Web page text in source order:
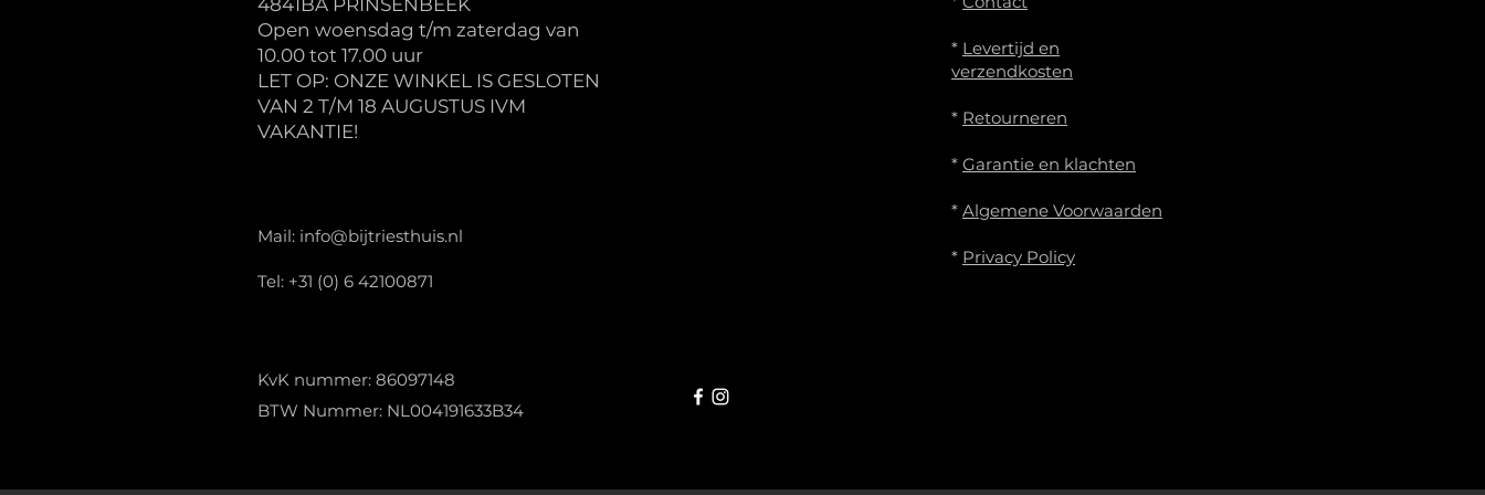
Open woensdag t/m zaterdag van
10.00 tot 17.00 uur
LET OP: ONZE WINKEL IS GESLOTEN
VAN 2 T/M 18 AUGUSTUS IVM
VAKANTIE!
Mail: info@bijtriesthuis.nl
Tel: +31 (0) 6 42100871
* Levertijd en
verzendkosten
* Retourneren
* Garantie en klachten
* Algemene Voorwaarden
* Privacy Policy
KvK nummer: 86097148
BTW Nummer: NL004191633B34